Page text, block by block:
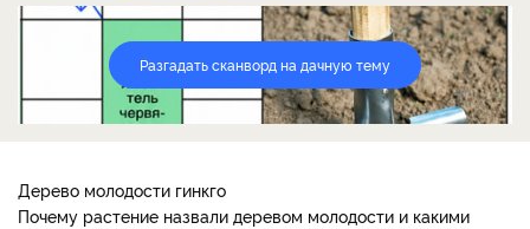
Разгадать сканворд на дачную тему
Дерево молодости гинкго
Почему растение назвали деревом молодости и какими